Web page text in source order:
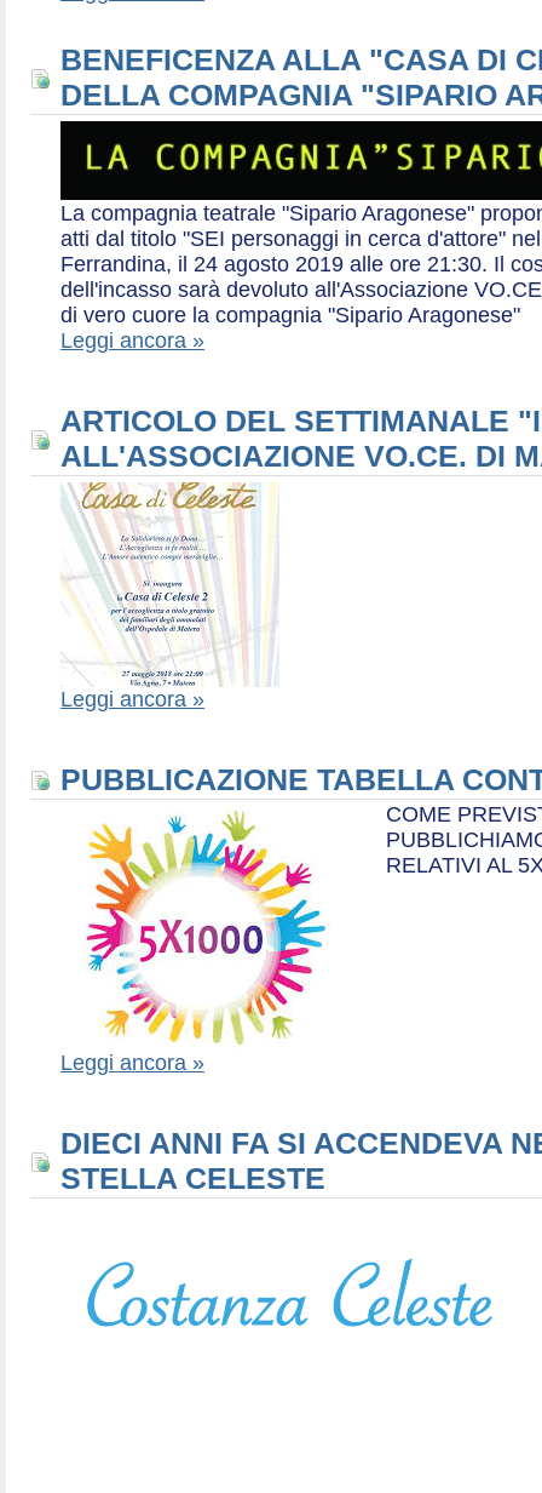
BENEFICENZA ALLA "CASA DI
DELLA COMPAGNIA "SIPARIO
La compagnia teatrale "Sipario Aragonese"
atti dal titolo "SEI personaggi in cerca d'attore"
Ferrandina, il 24 agosto 2019 alle ore 21:30. Il
dell'incasso sarà devoluto all'Associazione
di vero cuore la compagnia "Sipario Aragonese"
Leggi ancora »
ARTICOLO DEL SETTIMANALE
ALL'ASSOCIAZIONE VO.CE. DI
Leggi ancora »
PUBBLICAZIONE TABELLA
COME
RELATIVI AL
Leggi ancora »
DIECI ANNI FA SI ACCENDEVA
STELLA CELESTE